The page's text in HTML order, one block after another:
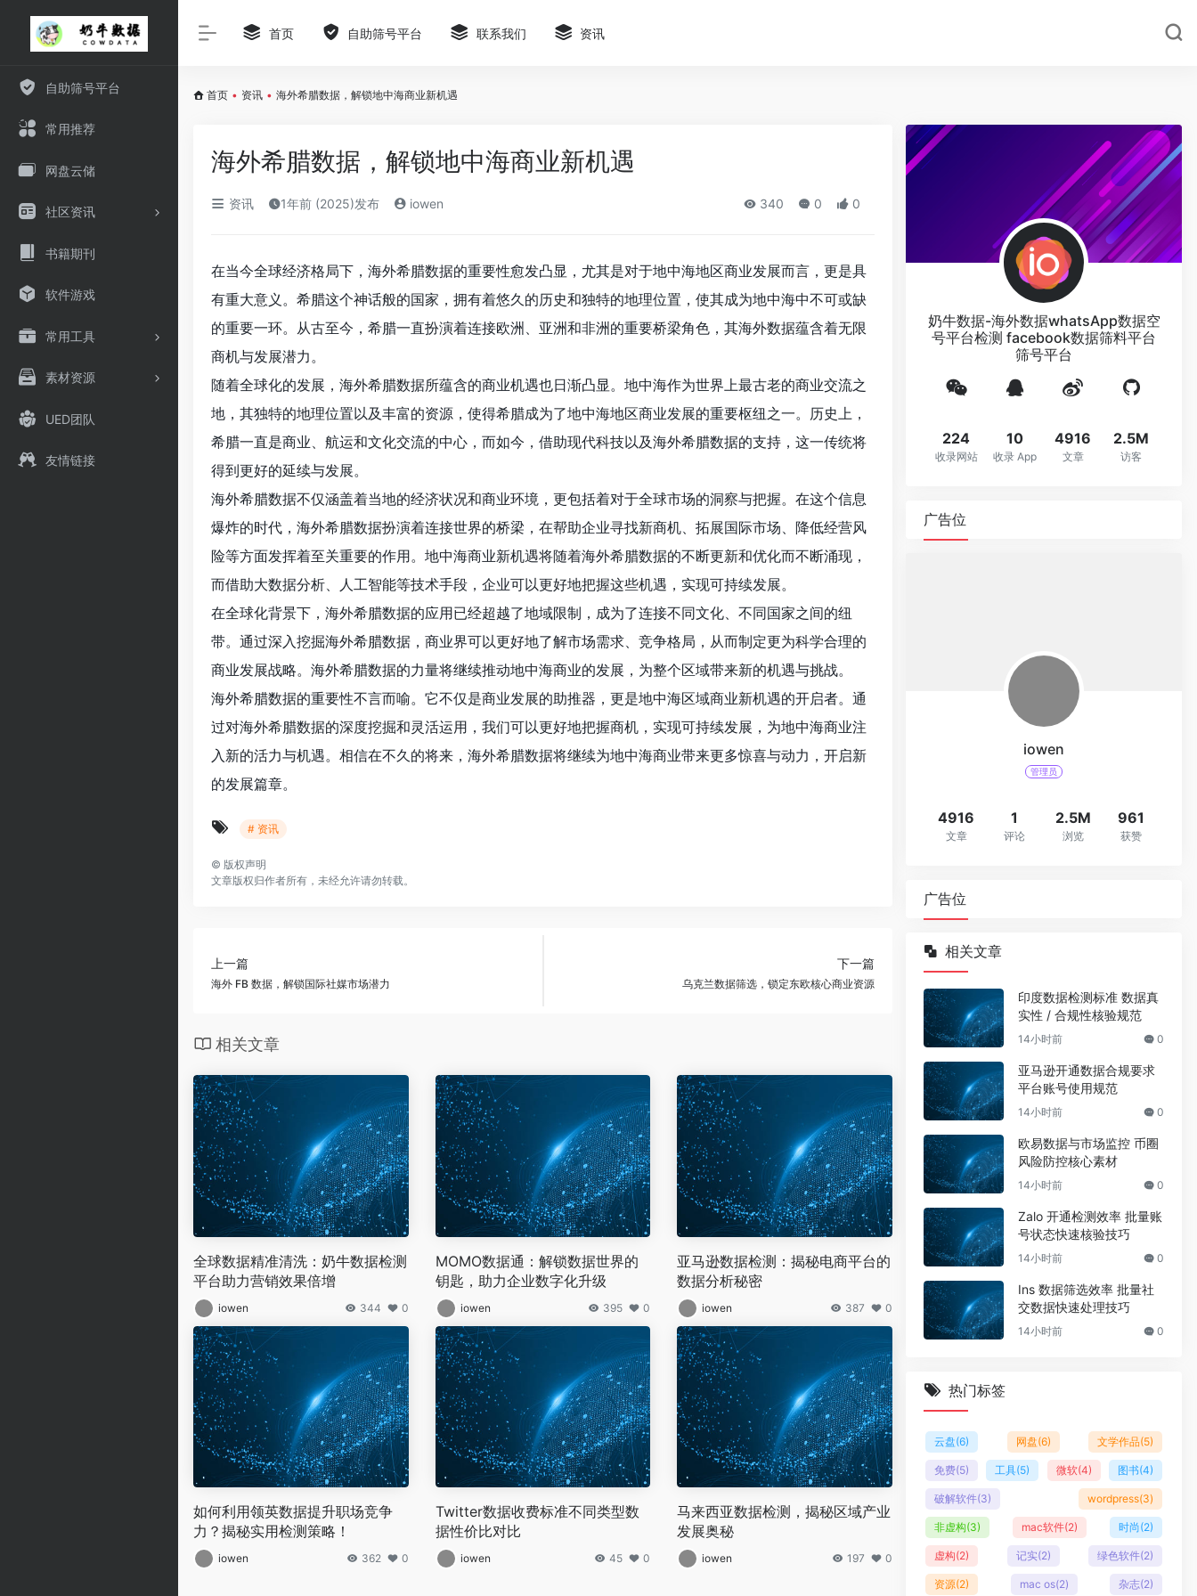
自助筛号平台
常用推荐
网盘云储
社区资讯
书籍期刊
软件游戏
常用工具
素材资源
UED团队
友情链接
首页 自助筛号平台 联系我们 资讯
首页 • 资讯 • 海外希腊数据，解锁地中海商业新机遇
海外希腊数据，解锁地中海商业新机遇
资讯 1年前 (2025)发布 iowen 340 0 0
在当今全球经济格局下，海外希腊数据的重要性愈发凸显，尤其是对于地中海地区商业发展而言，更是具
有重大意义。希腊这个神话般的国家，拥有着悠久的历史和独特的地理位置，使其成为地中海中不可或缺
的重要一环。从古至今，希腊一直扮演着连接欧洲、亚洲和非洲的重要桥梁角色，其海外数据蕴含着无限
商机与发展潜力。
随着全球化的发展，海外希腊数据所蕴含的商业机遇也日渐凸显。地中海作为世界上最古老的商业交流之
地，其独特的地理位置以及丰富的资源，使得希腊成为了地中海地区商业发展的重要枢纽之一。历史上，
希腊一直是商业、航运和文化交流的中心，而如今，借助现代科技以及海外希腊数据的支持，这一传统将
得到更好的延续与发展。
海外希腊数据不仅涵盖着当地的经济状况和商业环境，更包括着对于全球市场的洞察与把握。在这个信息
爆炸的时代，海外希腊数据扮演着连接世界的桥梁，在帮助企业寻找新商机、拓展国际市场、降低经营风
险等方面发挥着至关重要的作用。地中海商业新机遇将随着海外希腊数据的不断更新和优化而不断涌现，
而借助大数据分析、人工智能等技术手段，企业可以更好地把握这些机遇，实现可持续发展。
在全球化背景下，海外希腊数据的应用已经超越了地域限制，成为了连接不同文化、不同国家之间的纽
带。通过深入挖掘海外希腊数据，商业界可以更好地了解市场需求、竞争格局，从而制定更为科学合理的
商业发展战略。海外希腊数据的力量将继续推动地中海商业的发展，为整个区域带来新的机遇与挑战。
海外希腊数据的重要性不言而喻。它不仅是商业发展的助推器，更是地中海区域商业新机遇的开启者。通
过对海外希腊数据的深度挖掘和灵活运用，我们可以更好地把握商机，实现可持续发展，为地中海商业注
入新的活力与机遇。相信在不久的将来，海外希腊数据将继续为地中海商业带来更多惊喜与动力，开启新
的发展篇章。
# 资讯
© 版权声明
文章版权归作者所有，未经允许请勿转载。
上一篇
海外 FB 数据，解锁国际社媒市场潜力
下一篇
乌克兰数据筛选，锁定东欧核心商业资源
相关文章
全球数据精准清洗：奶牛数据检测
平台助力营销效果倍增
iowen 344 0
MOMO数据通：解锁数据世界的
钥匙，助力企业数字化升级
iowen 395 0
亚马逊数据检测：揭秘电商平台的
数据分析秘密
iowen 387 0
如何利用领英数据提升职场竞争
力？揭秘实用检测策略！
iowen 362 0
Twitter数据收费标准不同类型数
据性价比对比
iowen 45 0
马来西亚数据检测，揭秘区域产业
发展奥秘
iowen 197 0
奶牛数据-海外数据whatsApp数据空
号平台检测 facebook数据筛料平台
筛号平台
224
收录网站
10
收录 App
4916
文章
2.5M
访客
广告位
iowen
管理员
4916
文章
1
评论
2.5M
浏览
961
获赞
广告位
相关文章
印度数据检测标准 数据真
实性 / 合规性核验规范
14小时前 0
亚马逊开通数据合规要求
平台账号使用规范
14小时前 0
欧易数据与市场监控 币圈
风险防控核心素材
14小时前 0
Zalo 开通检测效率 批量账
号状态快速核验技巧
14小时前 0
Ins 数据筛选效率 批量社
交数据快速处理技巧
14小时前 0
热门标签
云盘(6) 网盘(6) 文学作品(5)
免费(5) 工具(5) 微软(4) 图书(4)
破解软件(3) wordpress(3)
非虚构(3) mac软件(2) 时尚(2)
虚构(2) 记实(2) 绿色软件(2)
资源(2) mac os(2) 杂志(2)